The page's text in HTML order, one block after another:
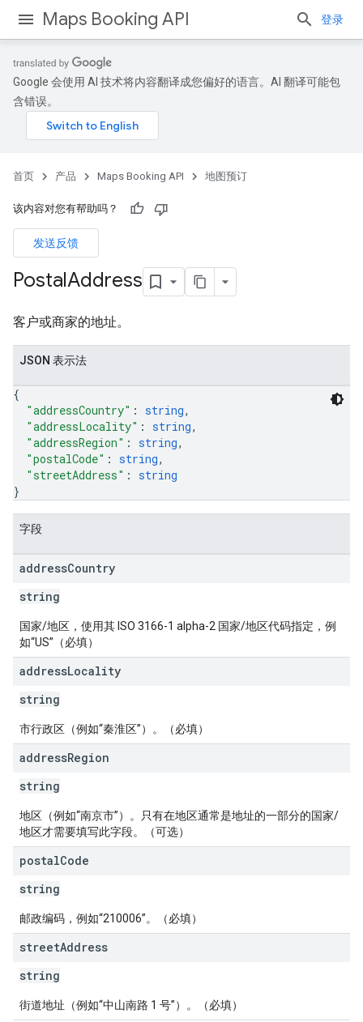
Maps Booking API 登录
Google 会使用 AI 技术将内容翻译成您偏好的语言。AI 翻译可能包
含错误。
首页 产品 Maps Booking API 地图预订
该内容对您有帮助吗？
发送反馈
PostalAddress
客户或商家的地址。
JSON 表示法
{
"addressCountry" : string,
"addressLocality" : string,
"addressRegion" : string,
"postalCode" : string,
"streetAddress" : string
}
字段
addressCountry
string
国家/地区，使用其 ISO 3166-1 alpha-2 国家/地区代码指定，例
如“US”（必填）
addressLocality
string
市行政区（例如“秦淮区”）。（必填）
addressRegion
string
地区（例如“南京市”）。只有在地区通常是地址的一部分的国家/
地区才需要填写此字段。（可选）
postalCode
string
邮政编码，例如“210006”。（必填）
streetAddress
string
街道地址（例如“中山南路 1 号”）。（必填）